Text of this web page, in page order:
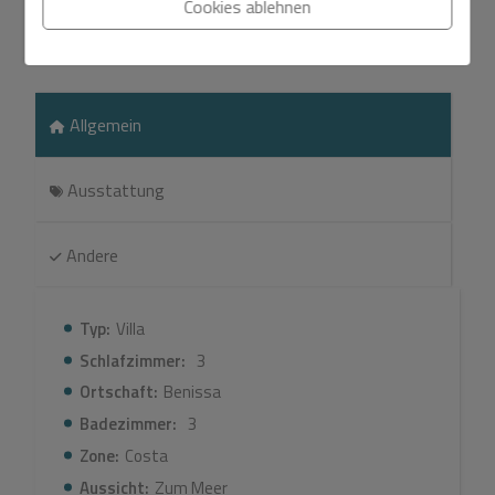
erbaute und sorgfältig gepflegte Villa ist eine
Wohnsitz in Spanien, einen stilvollen Rückzugsort für
den Urlaub oder eine kluge Mietinvestition mit hoher
Attraktivität suchen. Der Hauptwohnbereich ist
Außenbereich nahtlos miteinander verbindet. Das
Zugang zur sonnenverwöhnten Poolterrasse, die sich
außerdem eine einladende Eingangshalle, ein
Gästezimmer, ein modernes Duschbad und eine luxuriöse
Hauptsuite mit Ankleidezimmer und eigenem Bad. Auf
der unteren Ebene beeindruckt die Immobilie weiterhin
mit einer großzügigen Garage, einer Waschküche und
einem privaten Wellnessbereich mit
Dampfbad/Türkischem Bad. Darüber hinaus gibt es eine
Allgemein
Ausstattung
Andere
Typ: Villa
Schlafzimmer: 3
Ortschaft: Benissa
Badezimmer: 3
Zone: Costa
Aussicht: Zum Meer
Cookies ablehnen